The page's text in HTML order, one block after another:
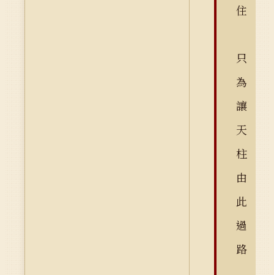
住
只
為
讓
天
柱
由
此
過
路